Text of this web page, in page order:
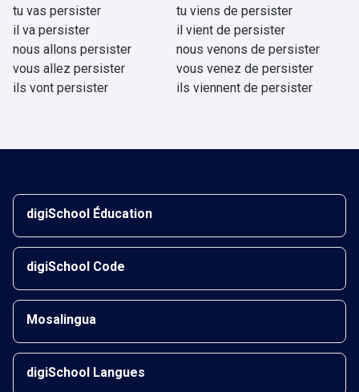
tu vas persister
il va persister
nous allons persister
vous allez persister
ils vont persister
tu viens de persister
il vient de persister
nous venons de persister
vous venez de persister
ils viennent de persister
digiSchool Éducation
digiSchool Code
Mosalingua
digiSchool Langues